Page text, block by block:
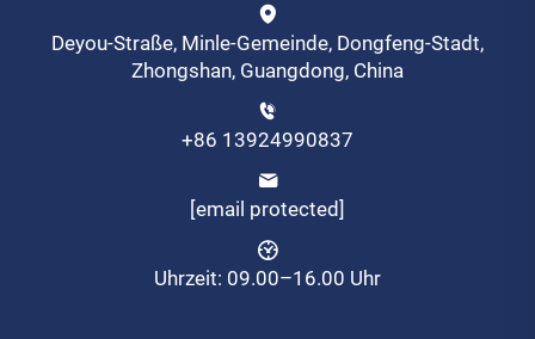
Deyou-Straße, Minle-Gemeinde, Dongfeng-Stadt,
Zhongshan, Guangdong, China
+86 13924990837
[email protected]
Uhrzeit: 09.00–16.00 Uhr